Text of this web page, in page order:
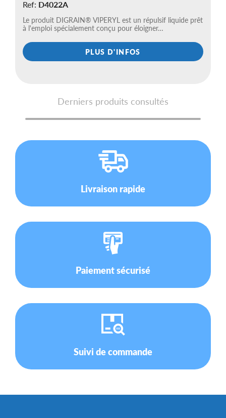
Ref: D4022A
Le produit DIGRAIN® VIPERYL est un répulsif liquide prêt
à l'emploi spécialement conçu pour éloigner…
PLUS D'INFOS
Derniers produits consultés
Livraison rapide
Paiement sécurisé
Suivi de commande